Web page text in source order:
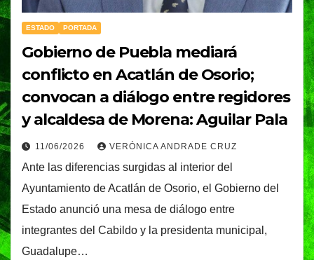
ESTADO PORTADA
Gobierno de Puebla mediará
conflicto en Acatlán de Osorio;
convocan a diálogo entre regidores
y alcaldesa de Morena: Aguilar Pala
11/06/2026 VERÓNICA ANDRADE CRUZ
Ante las diferencias surgidas al interior del
Ayuntamiento de Acatlán de Osorio, el Gobierno del
Estado anunció una mesa de diálogo entre
integrantes del Cabildo y la presidenta municipal,
Guadalupe…